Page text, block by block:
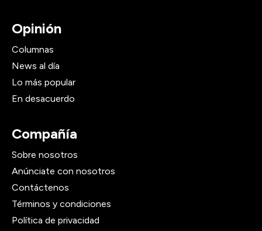
Opinión
Columnas
News al día
Lo más popular
En desacuerdo
Compañía
Sobre nosotros
Anúnciate con nosotros
Contáctenos
Términos y condiciones
Política de privacidad